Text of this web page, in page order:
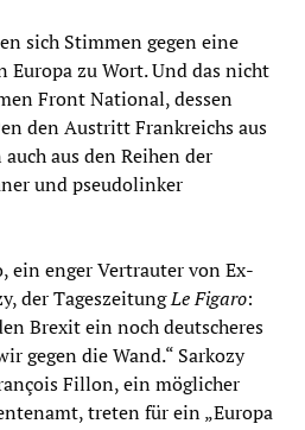
sich Stimmen gegen eine
Europa zu Wort. Und das nicht
Front National, dessen
den Austritt Frankreichs aus
aus den Reihen der
und pseudolinker
ein enger Vertrauter von Ex-
der TageszeitungLe Figaro:
Brexit ein noch deutscheres
gegen die Wand.“ Sarkozy
Fillon, ein möglicher
treten für ein „Europa